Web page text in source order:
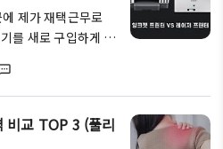
제가 재택근무로
를 새로 구입하게 되
습니다. 첫 번째로
지, 아니면 레이저
리고 종류를 선택했
서 상당히 헷갈렸었
textsms
비교 TOP 3 (풀리